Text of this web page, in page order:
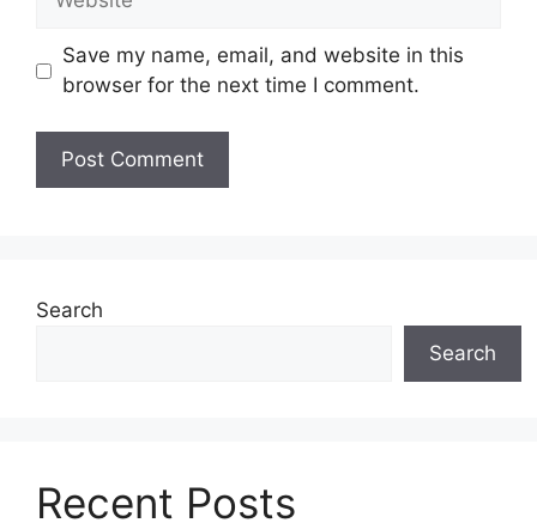
Save my name, email, and website in this
browser for the next time I comment.
Search
Search
Recent Posts